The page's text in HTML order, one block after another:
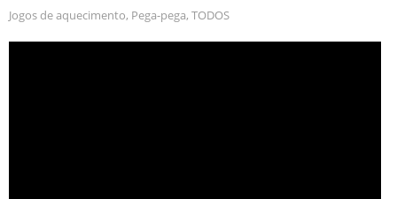
Jogos de aquecimento, Pega-pega, TODOS